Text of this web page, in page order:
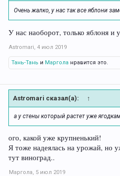
Очень жалко, у нас так все яблони
У нас наоборот, только яблоня и
Astromari, 4 июл 2019
Тань-Тань и Маргола нравится это.
Astromari сказал(а): ↑
а у стены который растет уже
ого, какой уже крупненький!
Я тоже надеялась на урожай, но
тут виноград..
Маргола, 5 июл 2019